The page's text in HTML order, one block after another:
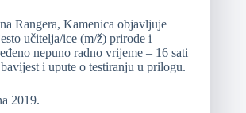
Rangera, Kamenica objavljuje
učitelja/ice (m/ž) prirode i
nepuno radno vrijeme – 16 sati
i upute o testiranju u prilogu.
2019.